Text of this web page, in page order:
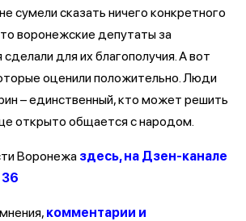
сумели сказать ничего конкретного
воронежские депутаты за
для их благополучия. А вот
оценили положительно. Люди
– единственный, кто может решить
открыто общается с народом.
Воронежа здесь, на Дзен-канале
комментарии и